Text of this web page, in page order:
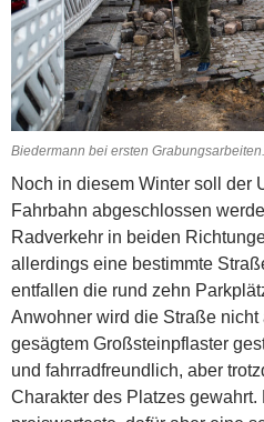
Biedermann bei ersten
Noch in diesem Winter soll der
Fahrbahn abgeschlossen
Radverkehr in beiden
allerdings eine bestimmte
entfallen die rund zehn
Anwohner wird die Straße
gesägtem Großsteinpflaster
und fahrradfreundlich, aber
Charakter des Platzes